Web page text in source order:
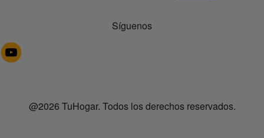
Síguenos
@2026 TuHogar. Todos los derechos reservados.